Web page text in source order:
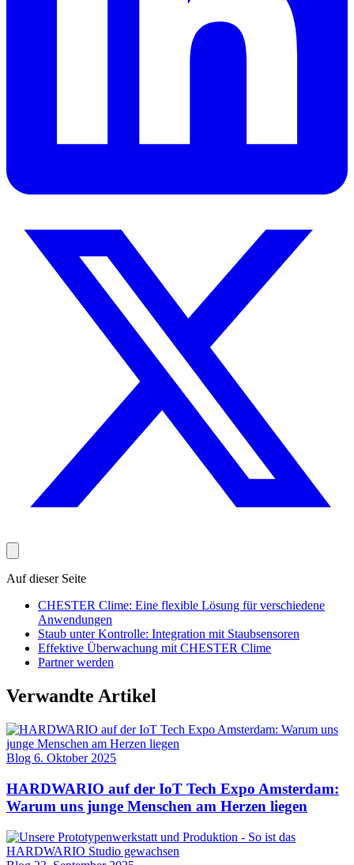
Auf dieser Seite
CHESTER Clime: Eine flexible Lösung für verschiedene
Anwendungen
Staub unter Kontrolle: Integration mit Staubsensoren
Effektive Überwachung mit CHESTER Clime
Partner werden
Verwandte Artikel
Blog 6. Oktober 2025
HARDWARIO auf der IoT Tech Expo Amsterdam:
Warum uns junge Menschen am Herzen liegen